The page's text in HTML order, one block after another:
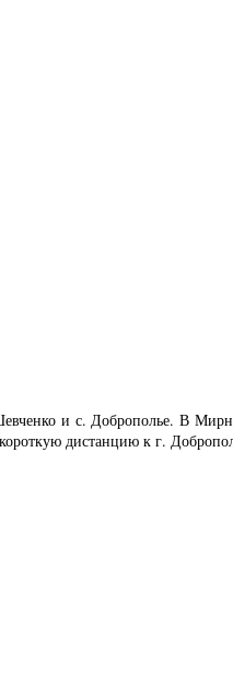
и с. Доброполье. В
дистанцию к г.